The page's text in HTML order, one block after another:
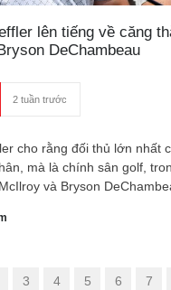
lên tiếng về căng
DeChambeau
2 tuần trước
cho rằng đối thủ lớn nhất
mà là chính sân golf,
và Bryson
Open 2026.
3 4 5 6 7